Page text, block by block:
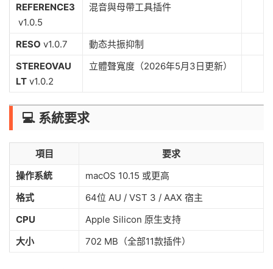
REFERENCE3
v1.0.5
混音與母帶工具插件
RESO v1.0.7
動态共振抑制
STEREOVAU
LT v1.0.2
立體聲寬度（2026年5月3日更新）
💻 系統要求
項目
要求
操作系統
macOS 10.15 或更高
格式
64位 AU / VST 3 / AAX 宿主
CPU
Apple Silicon 原生支持
大小
702 MB（全部11款插件）